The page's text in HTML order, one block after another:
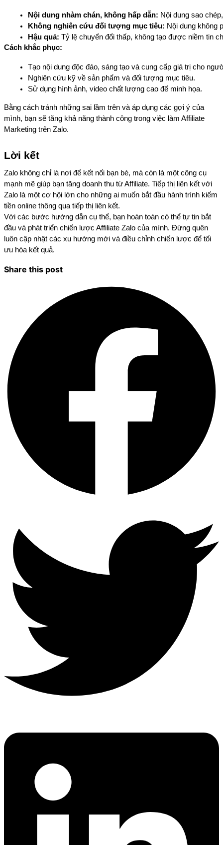
Nội dung nhàm chán, không hấp dẫn: Nội dung sao
Không nghiên cứu đối tượng mục tiêu: Nội dung không
Hậu quả: Tỷ lệ chuyển đổi thấp, không tạo được niềm tin
Cách khắc phục:
Tạo nội dung độc đáo, sáng tạo và cung cấp giá trị cho
Nghiên cứu kỹ về sản phẩm và đối tượng mục tiêu.
Sử dụng hình ảnh, video chất lượng cao để minh họa.
Bằng cách tránh những sai lầm trên và áp dụng các gợi ý của
mình, bạn sẽ tăng khả năng thành công trong việc làm Affiliate
Marketing trên Zalo.
Lời kết
Zalo không chỉ là nơi để kết nối bạn bè, mà còn là một công cụ
mạnh mẽ giúp bạn tăng doanh thu từ Affiliate. Tiếp thị liên kết với
Zalo là một cơ hội lớn cho những ai muốn bắt đầu hành trình kiếm
tiền online thông qua tiếp thị liên kết.
Với các bước hướng dẫn cụ thể, bạn hoàn toàn có thể tự tin bắt
đầu và phát triển chiến lược Affiliate Zalo của mình. Đừng quên
luôn cập nhật các xu hướng mới và điều chỉnh chiến lược để tối
ưu hóa kết quả.
Share this post